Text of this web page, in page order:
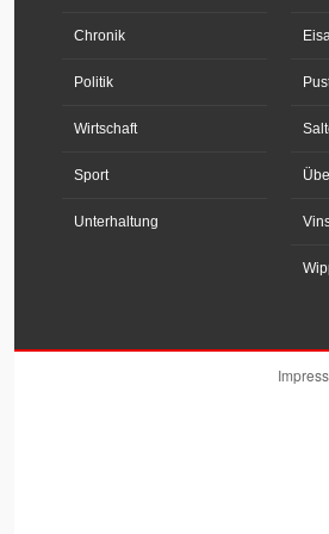
Chronik
Politik
Wirtschaft
Sport
Unterhaltung